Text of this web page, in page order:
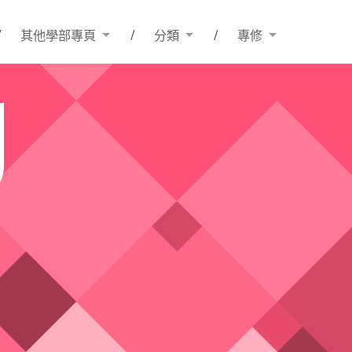
其他學部專頁 分類 專修